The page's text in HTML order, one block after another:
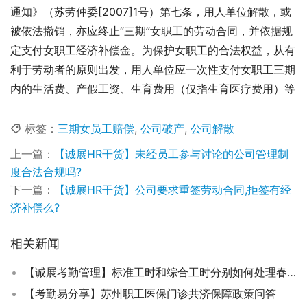
通知》（苏劳仲委[2007]1号）第七条，用人单位解散，或
被依法撤销，亦应终止“三期”女职工的劳动合同，并依据规
定支付女职工经济补偿金。为保护女职工的合法权益，从有
利于劳动者的原则出发，用人单位应一次性支付女职工三期
内的生活费、产假工资、生育费用（仅指生育医疗费用）等
标签： 三期女员工赔偿, 公司破产, 公司解散
上一篇：
【诚展HR干货】未经员工参与讨论的公司管理制
度合法合规吗?
下一篇：
【诚展HR干货】公司要求重签劳动合同,拒签有经
济补偿么?
相关新闻
【诚展考勤管理】标准工时和综合工时分别如何处理春节加班？
【考勤易分享】苏州职工医保门诊共济保障政策问答